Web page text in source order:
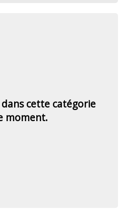
cette catégorie
moment.